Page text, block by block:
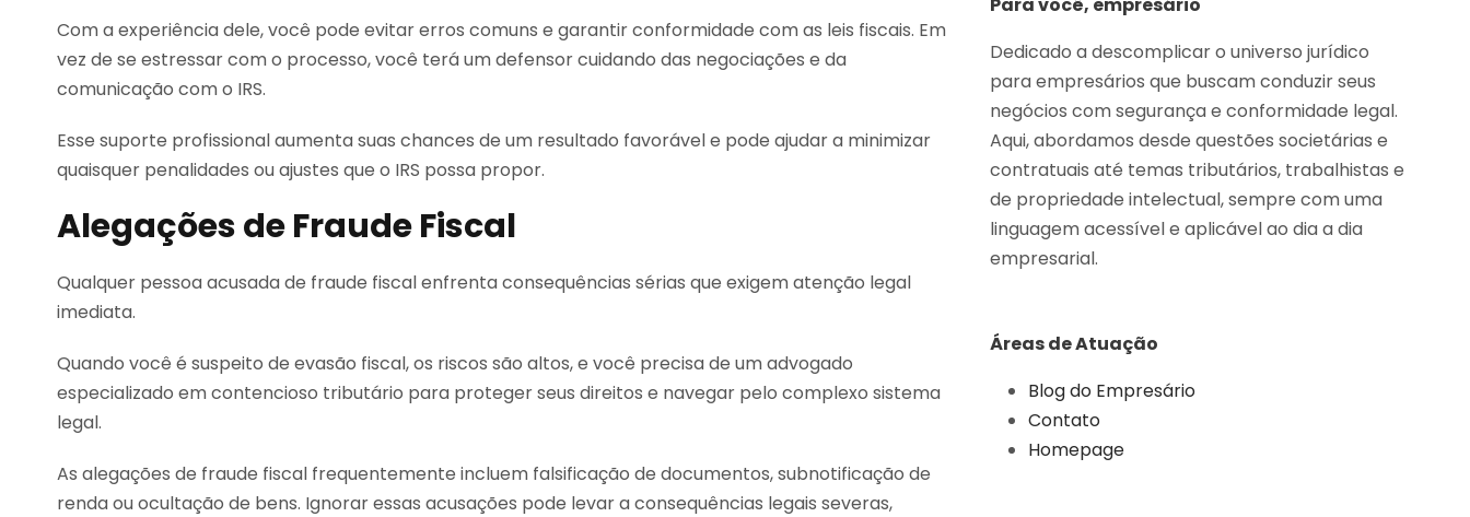
Com a experiência dele, você pode evitar erros comuns e garantir conformidade com as leis fiscais. Em
vez de se estressar com o processo, você terá um defensor cuidando das negociações e da
comunicação com o IRS.
Esse suporte profissional aumenta suas chances de um resultado favorável e pode ajudar a minimizar
quaisquer penalidades ou ajustes que o IRS possa propor.
Alegações de Fraude Fiscal
Qualquer pessoa acusada de fraude fiscal enfrenta consequências sérias que exigem atenção legal
imediata.
Quando você é suspeito de evasão fiscal, os riscos são altos, e você precisa de um advogado
especializado em contencioso tributário para proteger seus direitos e navegar pelo complexo sistema
legal.
As alegações de fraude fiscal frequentemente incluem falsificação de documentos, subnotificação de
renda ou ocultação de bens. Ignorar essas acusações pode levar a consequências legais severas,
Dedicado a descomplicar o universo jurídico
para empresários que buscam conduzir seus
negócios com segurança e conformidade legal.
Aqui, abordamos desde questões societárias e
contratuais até temas tributários, trabalhistas e
de propriedade intelectual, sempre com uma
linguagem acessível e aplicável ao dia a dia
empresarial.
Áreas de Atuação
Blog do Empresário
Contato
Homepage